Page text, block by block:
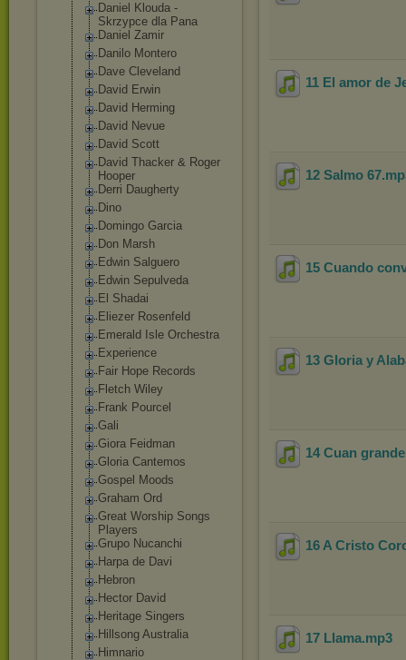
Daniel Klouda -
Skrzypce dla Pana
Daniel Zamir
Danilo Montero
Dave Cleveland
David Erwin
David Herming
David Nevue
David Scott
David Thacker & Roger
Hooper
Derri Daugherty
Dino
Domingo Garcia
Don Marsh
Edwin Salguero
Edwin Sepulveda
El Shadai
Eliezer Rosenfeld
Emerald Isle Orchestra
Experience
Fair Hope Records
Fletch Wiley
Frank Pourcel
Gali
Giora Feidman
Gloria Cantemos
Gospel Moods
Graham Ord
Great Worship Songs
Players
Grupo Nucanchi
Harpa de Davi
Hebron
Hector David
Heritage Singers
Hillsong Australia
Himnario
11 El amor de
12 Salmo 67
15 Cuando
13 Gloria y
14 Cuan
16 A Cristo
17 Llama.mp3